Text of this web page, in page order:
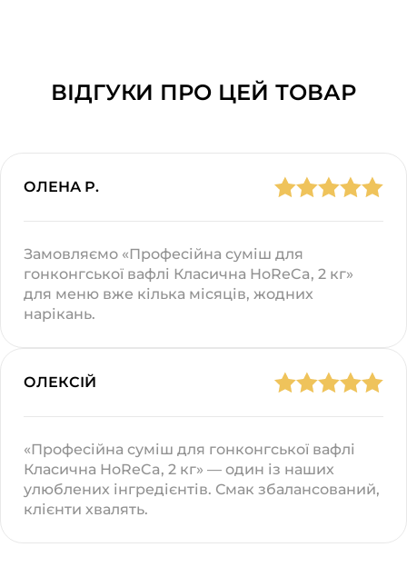
ВІДГУКИ ПРО ЦЕЙ ТОВАР
ОЛЕНА Р.
Замовляємо «Професійна суміш для
гонконгської вафлі Класична HoReCa, 2 кг»
для меню вже кілька місяців, жодних
нарікань.
ОЛЕКСІЙ
«Професійна суміш для гонконгської вафлі
Класична HoReCa, 2 кг» — один із наших
улюблених інгредієнтів. Смак збалансований,
клієнти хвалять.